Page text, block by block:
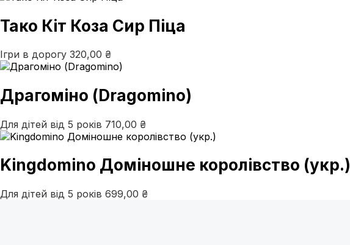
Тако Кіт Коза Сир Піца
Ігри в дорогу 320,00 ₴
Драгоміно (Dragomino)
Для дітей від 5 років 710,00 ₴
Kingdomino Доміношне королівство (укр.)
Для дітей від 5 років 699,00 ₴